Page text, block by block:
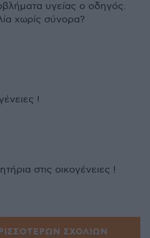
υγείας ο οδηγός.
χωρίς σύνορα?
!
στις οικογένειες !
ΣΧΟΛΙΩΝ